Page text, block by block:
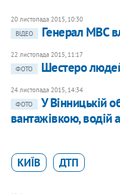
20 листопада 2015, 10:30
ВІДЕО
Генерал МВС
22 листопада 2015, 11:17
ФОТО
Шестеро
24 листопада 2015, 14:34
ФОТО
У Вінницькій
вантажівкою, водій
КИЇВ ДТП